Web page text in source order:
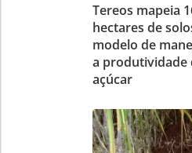
Tereos mapeia
hectares de
modelo de
a produtividade
açúcar